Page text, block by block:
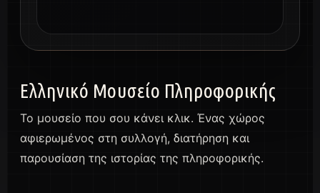
Ελληνικό Μουσείο Πληροφορικής
Το μουσείο που σου κάνει κλικ. Ένας χώρος
αφιερωμένος στη συλλογή, διατήρηση και
παρουσίαση της ιστορίας της πληροφορικής.